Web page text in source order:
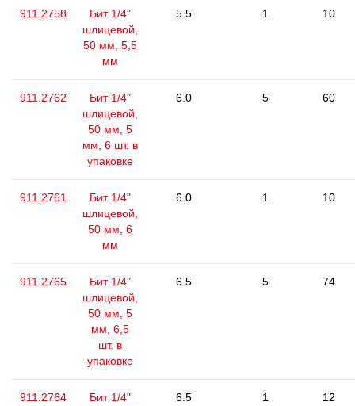
911.2758
Бит 1/4"
шлицевой,
50 мм, 5,5
мм
5.5 1 10
911.2762
Бит 1/4"
шлицевой,
50 мм, 5
мм, 6 шт. в
упаковке
6.0 5 60
911.2761
Бит 1/4"
шлицевой,
50 мм, 6
мм
6.0 1 10
911.2765
Бит 1/4"
шлицевой,
50 мм, 5
мм, 6,5
шт. в
упаковке
6.5 5 74
911.2764
Бит 1/4"
6.5 1 12